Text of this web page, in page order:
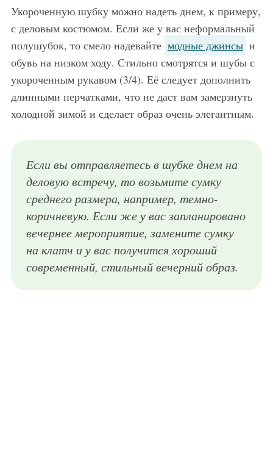
Укороченную шубку можно надеть днем, к примеру,
с деловым костюмом. Если же у вас неформальный
полушубок, то смело надевайте модные джинсы и
обувь на низком ходу. Стильно смотрятся и шубы с
укороченным рукавом (3/4). Её следует дополнить
длинными перчатками, что не даст вам замерзнуть
холодной зимой и сделает образ очень элегантным.
Если вы отправляетесь в шубке днем на
деловую встречу, то возьмите сумку
среднего размера, например, темно-
коричневую. Если же у вас запланировано
вечернее мероприятие, замените сумку
на клатч и у вас получится хороший
современный, стильный вечерний образ.